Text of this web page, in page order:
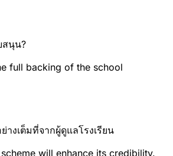
สนุน?
full backing of the school
งเต็มที่จากผู้ดูแลโรงเรียน
will enhance its credibility.